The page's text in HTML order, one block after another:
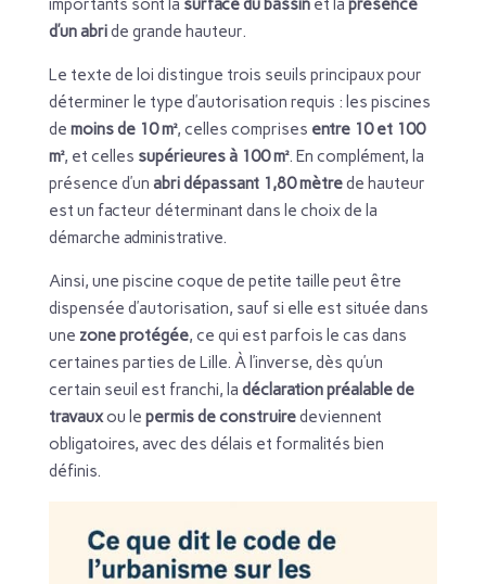
importants sont la surface du bassinet la présence
d’un abride grande hauteur.
Le texte de loi distingue trois seuils principaux pour
déterminer le type d’autorisation requis : les piscines
de moins de 10 m², celles comprises entre 10 et 100
m², et celles supérieures à 100 m². En complément, la
présence d’un abri dépassant 1,80 mètrede hauteur
est un facteur déterminant dans le choix de la
démarche administrative.
Ainsi, une piscine coque de petite taille peut être
dispensée d’autorisation, sauf si elle est située dans
une zone protégée, ce qui est parfois le cas dans
certaines parties de Lille. À l’inverse, dès qu’un
certain seuil est franchi, la déclaration préalable de
travauxou le permis de construiredeviennent
obligatoires, avec des délais et formalités bien
définis.